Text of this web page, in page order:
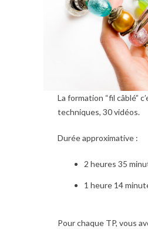
La formation “fil câblé”
techniques, 30 vidéos.
Durée approximative :
2 heures 35
1 heure 14
Pour chaque TP, vous